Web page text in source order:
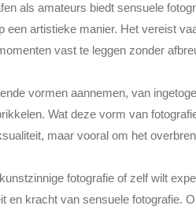
als amateurs biedt sensuele
een artistieke manier. Het vereist
vast te leggen zonder
vormen aannemen, van
Wat deze vorm van
maar vooral om het
fotografie of zelf wilt
en kracht van sensuele fotografie.